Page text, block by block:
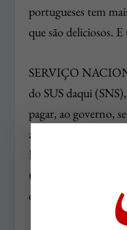
portugueses tem
que são deliciosos.
SERVIÇO
do SUS daqui
pagar, ao governo,
ao que se dá, no
Recebem um salário
ter que pagar a seu
considerado